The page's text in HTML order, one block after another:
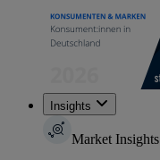
Insights
Market Insights